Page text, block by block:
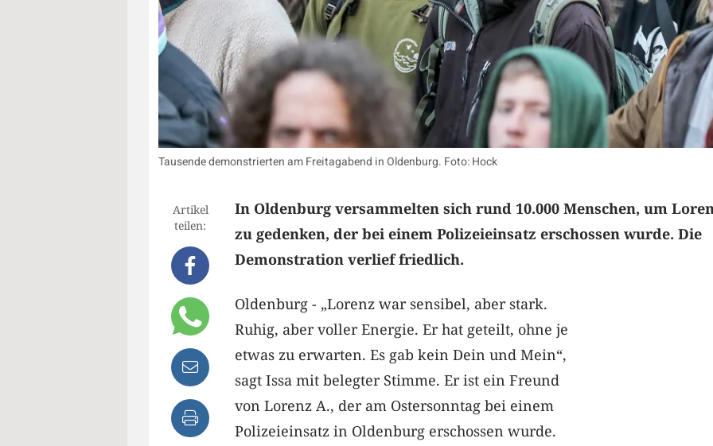
Tausende demonstrierten am Freitagabend in Oldenburg. Foto: Hock
Artikel
teilen:
In Oldenburg versammelten sich rund 10.000 Menschen, um
zu gedenken, der bei einem Polizeieinsatz erschossen wurde. Die
Demonstration verlief friedlich.
Oldenburg - „Lorenz war sensibel, aber stark.
Ruhig, aber voller Energie. Er hat geteilt, ohne je
etwas zu erwarten. Es gab kein Dein und Mein“,
sagt Issa mit belegter Stimme. Er ist ein Freund
von Lorenz A., der am Ostersonntag bei einem
Polizeieinsatz in Oldenburg erschossen wurde.